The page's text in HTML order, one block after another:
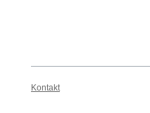
Kontakt